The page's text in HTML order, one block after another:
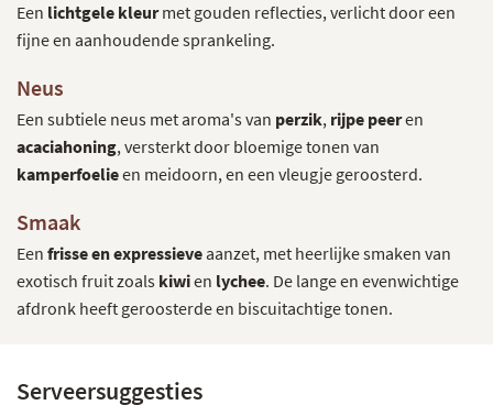
Een lichtgele kleurmet gouden reflecties, verlicht door een
fijne en aanhoudende sprankeling.
Neus
Een subtiele neus met aroma's van perzik, rijpe peeren
acaciahoning, versterkt door bloemige tonen van
kamperfoelieen meidoorn, en een vleugje geroosterd.
Smaak
Een frisse en expressieveaanzet, met heerlijke smaken van
exotisch fruit zoals kiwien lychee. De lange en evenwichtige
afdronk heeft geroosterde en biscuitachtige tonen.
Serveersuggesties